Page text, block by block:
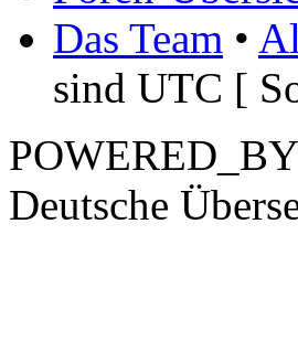
Das Team •
sind UTC [
POWERED_BY
Deutsche